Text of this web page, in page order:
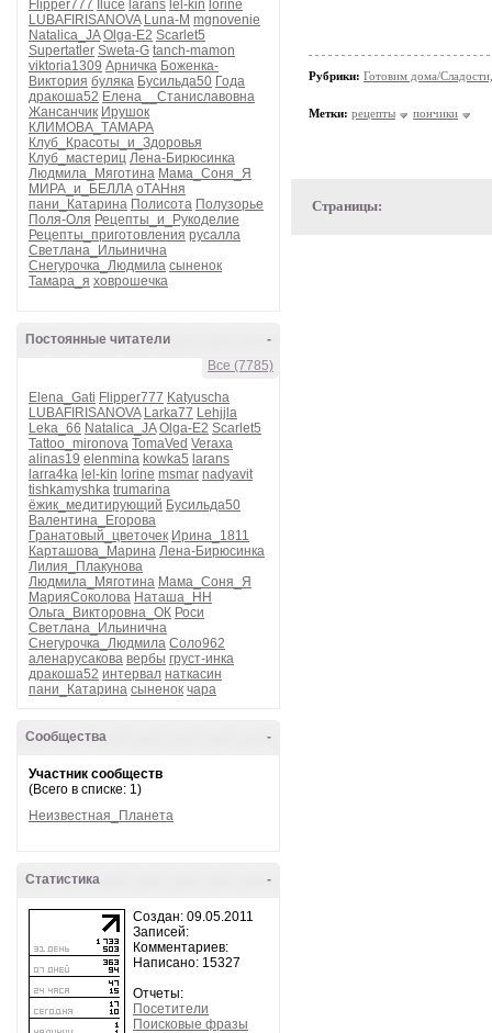
Flipper777
Iluce larans lel-kin lorine
LUBAFIRISANOVA Luna-M mgnovenie
Natalica_JA Olga-E2 Scarlet5
Supertatler Sweta-G tanch-mamon
viktoria1309 Арничка Боженка-
Виктория буляка Бусильда50 Года
дракоша52 Елена__Станиславовна
Жансанчик Ирушок
КЛИМОВА_ТАМАРА
Клуб_Красоты_и_Здоровья
Клуб_мастериц Лена-Бирюсинка
Людмила_Мяготина Мама_Соня_Я
МИРА_и_БЕЛЛА оТАНня
пани_Катарина Полисота Полузорье
Поля-Оля Рецепты_и_Рукоделие
Рецепты_приготовления русалла
Светлана_Ильинична
Снегурочка_Людмила сыненок
Тамара_я ховрошечка
-
Постоянные читатели
Все (7785)
Elena_Gati Flipper777 Katyuscha
LUBAFIRISANOVA Larka77 Lehjjla
Leka_66 Natalica_JA Olga-E2 Scarlet5
Tattoo_mironova TomaVed Veraxa
alinas19 elenmina kowka5 larans
larra4ka lel-kin lorine msmar nadyavit
tishkamyshka trumarina
ёжик_медитирующий Бусильда50
Валентина_Егорова
Гранатовый_цветочек Ирина_1811
Карташова_Марина Лена-Бирюсинка
Лилия_Плакунова
Людмила_Мяготина Мама_Соня_Я
МарияСоколова Наташа_НН
Ольга_Викторовна_ОК Роси
Светлана_Ильинична
Снегурочка_Людмила Соло962
аленарусакова вербы груст-инка
дракоша52 интервал наткасин
пани_Катарина сыненок чара
-
Сообщества
Участник сообществ
(Всего в списке: 1)
Неизвестная_Планета
-
Статистика
Создан: 09.05.2011
Записей:
Комментариев:
Написано: 15327
Отчеты:
Посетители
Поисковые фразы
Рубрики: Готовим дома/
Метки: рецепты пончики
Страницы: